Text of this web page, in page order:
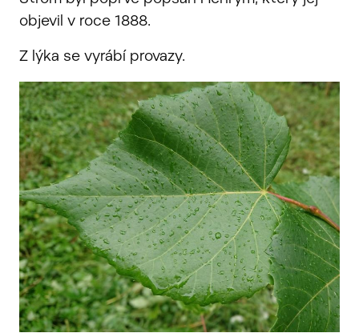
objevil v roce 1888.
Z lýka se vyrábí provazy.